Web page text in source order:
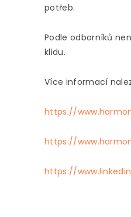
potřeb.
Podle odborníků
klidu.
Více informací
https://
https://
https://